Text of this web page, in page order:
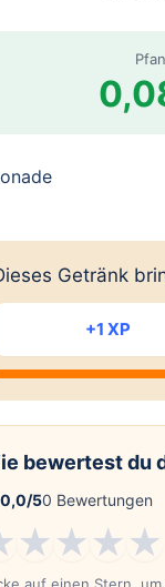
Getränk
+1 XP
bewertest du
0,0/50 Bewertungen
★★★★